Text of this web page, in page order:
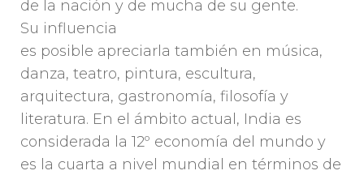
de la nación y de mucha de su gente.
Su influencia
es posible apreciarla también en música,
danza, teatro, pintura, escultura,
arquitectura, gastronomía, filosofía y
literatura. En el ámbito actual, India es
considerada la 12º economía del mundo y
es la cuarta a nivel mundial en términos de